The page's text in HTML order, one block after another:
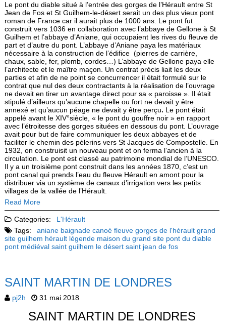
Le pont du diable situé à l’entrée des gorges de l’Hérault entre St
Jean de Fos et St Guilhem-le-désert serait un des plus vieux pont
roman de France car il aurait plus de 1000 ans. Le pont fut
construit vers 1036 en collaboration avec l’abbaye de Gellone à St
Guilhem et l’abbaye d’Aniane, qui occupaient les rives du fleuve de
part et d’autre du pont. L’abbaye d’Aniane paya les matériaux
nécessaire à la construction de l’édifice (pierres de carrière,
chaux, sable, fer, plomb, cordes…) L’abbaye de Gellone paya elle
l’architecte et le maître maçon. Un contrat précis liait les deux
parties et afin de ne point se concurrencer il était formulé sur le
contrat que nul des deux contractants à la réalisation de l’ouvrage
ne devait en tirer un avantage direct pour sa « paroisse ». Il était
stipulé d’ailleurs qu’aucune chapelle ou fort ne devait y être
annexé et qu’aucun péage ne devait y être perçu. Le pont était
appelé avant le XIV°siècle, « le pont du gouffre noir » en rapport
avec l’étroitesse des gorges situées en dessous du pont. L’ouvrage
avait pour but de faire communiquer les deux abbayes et de
faciliter le chemin des pèlerins vers St Jacques de Compostelle. En
1932, on construisit un nouveau pont et on ferma l’ancien à la
circulation. Le pont est classé au patrimoine mondial de l’UNESCO.
Il y a un troisième pont construit dans les années 1870, c’est un
pont canal qui prends l’eau du fleuve Hérault en amont pour la
distribuer via un système de canaux d’irrigation vers les petits
villages de la vallée de l’Hérault.
Read More
Categories:
L'Hérault
Tags:
aniane baignade canoé fleuve gorges de l'hérault grand
site guilhem hérault légende maison du grand site pont du diable
pont médiéval saint guilhem le désert saint jean de fos
SAINT MARTIN DE LONDRES
pj2h 31 mai 2018
SAINT MARTIN DE LONDRES